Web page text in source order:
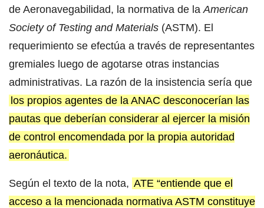
de Aeronavegabilidad, la normativa de la American
Society of Testing and Materials (ASTM). El
requerimiento se efectúa a través de representantes
gremiales luego de agotarse otras instancias
administrativas. La razón de la insistencia sería que
los propios agentes de la ANAC desconocerían las
pautas que deberían considerar al ejercer la misión
de control encomendada por la propia autoridad
aeronáutica.
Según el texto de la nota, ATE “entiende que el
acceso a la mencionada normativa ASTM constituye